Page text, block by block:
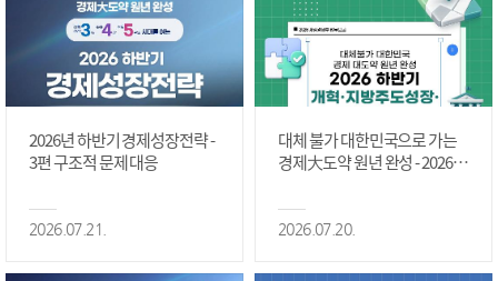
2026년 하반기 경제성장전략 -
3편 구조적 문제 대응
2026.07.21.
대체 불가 대한민국으로 가는
경제大도약 원년 완성 - 2026 하
정상화 #2편
2026.07.20.